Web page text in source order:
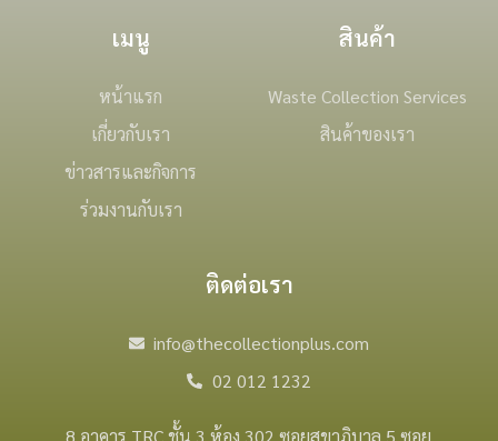
เมนู
หน้าแรก
เกี่ยวกับเรา
ข่าวสารและกิจการ
ร่วมงานกับเรา
สินค้า
Waste Collection Services
สินค้าของเรา
ติดต่อเรา
info@thecollectionplus.com
02 012 1232
8 อาคาร TRC ชั้น 3 ห้อง 302 ซอยสุขาภิบาล 5 ซอย